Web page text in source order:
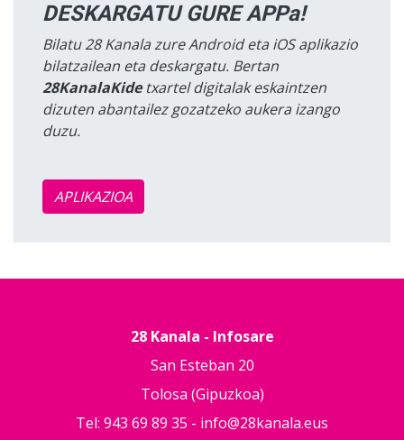
DESKARGATU GURE APPa!
Bilatu 28 Kanala zure Android eta iOS aplikazio
bilatzailean eta deskargatu. Bertan
28KanalaKidetxartel digitalak eskaintzen
dizuten abantailez gozatzeko aukera izango
duzu.
APLIKAZIOA
28 Kanala - Infosare
San Esteban 20
Tolosa (Gipuzkoa)
Tel: 943 69 89 35 - info@28kanala.eus